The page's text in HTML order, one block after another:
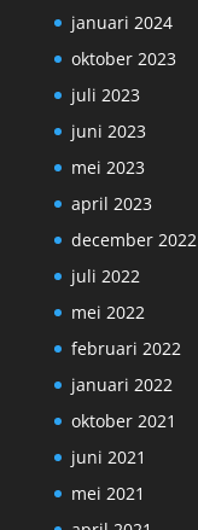
januari 2024
oktober 2023
juli 2023
juni 2023
mei 2023
april 2023
december 2022
juli 2022
mei 2022
februari 2022
januari 2022
oktober 2021
juni 2021
mei 2021